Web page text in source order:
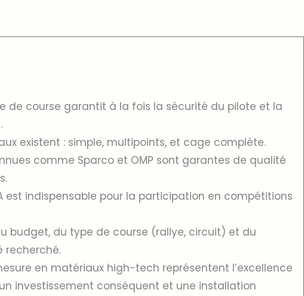
de course garantit à la fois la sécurité du pilote et la
existent : simple, multipoints, et cage complète.
comme Sparco et OMP sont garantes de qualité
est indispensable pour la participation en compétitions
budget, du type de course (rallye, circuit) et du
recherché.
en matériaux high-tech représentent l’excellence
investissement conséquent et une installation